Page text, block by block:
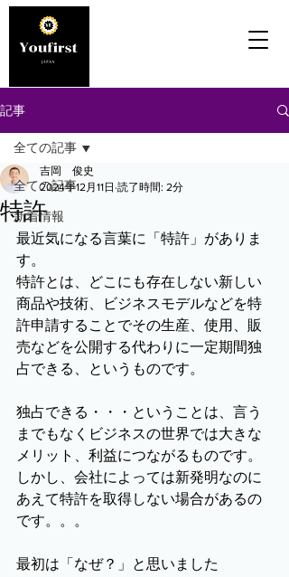
記事
全ての記事
新着情報
全ての記事
特許
吉岡 俊史
2024年12月11日 読了時間: 2分
最近気になる言葉に「特許」がありま
す。
特許とは、どこにも存在しない新しい
商品や技術、ビジネスモデルなどを特
許申請することでその生産、使用、販
売などを公開する代わりに一定期間独
占できる、というものです。
独占できる・・・ということは、言う
までもなくビジネスの世界では大きな
メリット、利益につながるものです。
しかし、会社によっては新発明なのに
あえて特許を取得しない場合があるの
です。。。
最初は「なぜ？」と思いました